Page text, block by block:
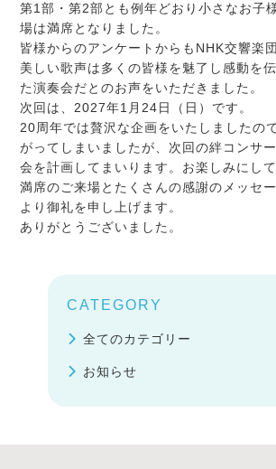
第1部・第2部とも例年どおり小さなお子
場は満席となりました。
皆様からのアンケートからもNHK交響楽
美しい歌声は多くの皆様を魅了し感動を
た演奏会だとのお声をいただきました。
次回は、2027年1月24日（日）です。
20周年では贅沢な企画をいたしましたの
がってしまいましたが、次回の絆コンサ
会を計画してまいります。お楽しみにして
満席のご来場とたくさんの感謝のメッセ
より御礼を申し上げます。
ありがとうございました。
CATEGORY
全てのカテゴリー
お知らせ